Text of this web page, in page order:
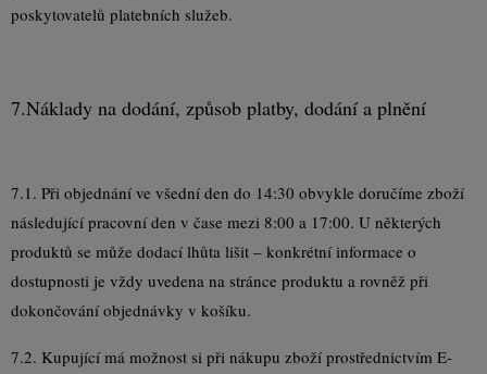
poskytovatelů platebních služeb.
7.Náklady na dodání, způsob platby, dodání a plnění
7.1. Při objednání ve všední den do 14:30 obvykle doručíme zboží
následující pracovní den v čase mezi 8:00 a 17:00. U některých
produktů se může dodací lhůta lišit – konkrétní informace o
dostupnosti je vždy uvedena na stránce produktu a rovněž při
dokončování objednávky v košíku.
7.2. Kupující má možnost si při nákupu zboží prostřednictvím E-